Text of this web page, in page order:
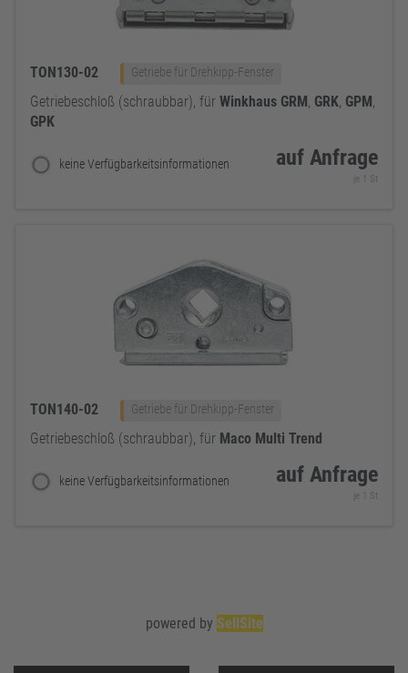
TON130-02 Getriebe für Drehkipp-Fenster
Getriebeschloß (schraubbar), für Winkhaus GRM, GRK, GPM,
GPK
keine Verfügbarkeitsinformationen auf Anfrage
je 1 St
TON140-02 Getriebe für Drehkipp-Fenster
Getriebeschloß (schraubbar), für Maco Multi Trend
keine Verfügbarkeitsinformationen auf Anfrage
je 1 St
powered by SellSite